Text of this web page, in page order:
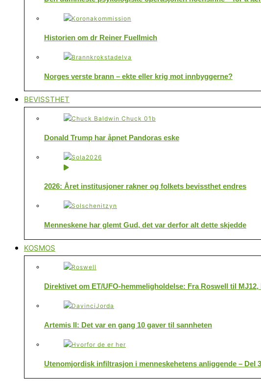
Historien om dr Reiner Fuellmich
Norges verste brann – ekte eller krig mot innbyggerne?
BEVISSTHET
Donald Trump har åpnet Pandoras eske
2026: Året institusjoner rakner og folkets bevissthet endres
Menneskene har glemt Gud, det var derfor alt dette skjedde
KOSMOS
Direktivet om ET/UFO-hemmeligholdelse: Fra Roswell til
Artemis II: Det var en gang 10 gaver til sannheten
Utenomjordisk infiltrasjon i menneskehetens anliggende – Del 3